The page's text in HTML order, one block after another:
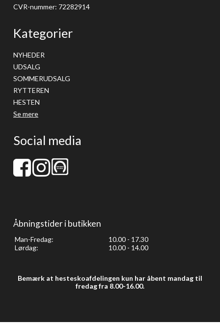
CVR-nummer: 72282914
Kategorier
NYHEDER
UDSALG
SOMMERUDSALG
RYTTEREN
HESTEN
Se mere
Social media
Åbningstider i butikken
Man-Fredag:
10.00 - 17.30
Lørdag:
10.00 - 14.00
Bemærk at hesteskoafdelingen kun har åbent mandag til
fredag fra 8.00-16.00.